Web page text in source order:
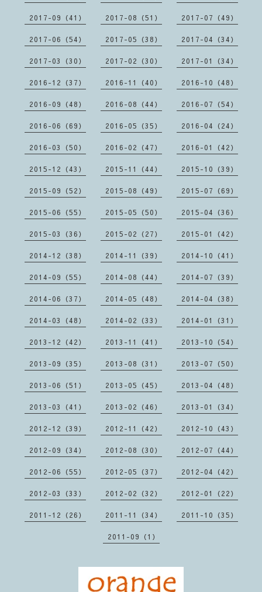
2017-09（41） 2017-08（51） 2017-07（49）
2017-06（54） 2017-05（38） 2017-04（34）
2017-03（30） 2017-02（30） 2017-01（34）
2016-12（37） 2016-11（40） 2016-10（48）
2016-09（48） 2016-08（44） 2016-07（54）
2016-06（69） 2016-05（35） 2016-04（24）
2016-03（50） 2016-02（47） 2016-01（42）
2015-12（43） 2015-11（44） 2015-10（39）
2015-09（52） 2015-08（49） 2015-07（69）
2015-06（55） 2015-05（50） 2015-04（36）
2015-03（36） 2015-02（27） 2015-01（42）
2014-12（38） 2014-11（39） 2014-10（41）
2014-09（55） 2014-08（44） 2014-07（39）
2014-06（37） 2014-05（48） 2014-04（38）
2014-03（48） 2014-02（33） 2014-01（31）
2013-12（42） 2013-11（41） 2013-10（54）
2013-09（35） 2013-08（31） 2013-07（50）
2013-06（51） 2013-05（45） 2013-04（48）
2013-03（41） 2013-02（46） 2013-01（34）
2012-12（39） 2012-11（42） 2012-10（43）
2012-09（34） 2012-08（30） 2012-07（44）
2012-06（55） 2012-05（37） 2012-04（42）
2012-03（33） 2012-02（32） 2012-01（22）
2011-12（26） 2011-11（34） 2011-10（35）
2011-09（1）